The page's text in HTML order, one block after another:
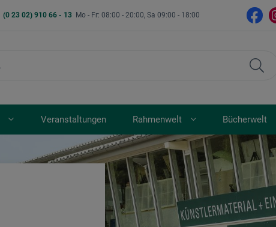
(0 23 02) 910 66 - 13 Mo - Fr: 08:00 - 20:00, Sa 09:00 - 18:00
Veranstaltungen Rahmenwelt Bücherwelt